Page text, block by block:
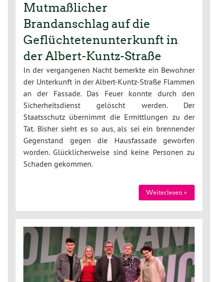
Mutmaßlicher
Brandanschlag auf die
Geflüchtetenunterkunft in
der Albert-Kuntz-Straße
In der vergangenen Nacht bemerkte ein Bewohner
der Unterkunft in der Albert-Kuntz-Straße Flammen
an der Fassade. Das Feuer konnte durch den
Sicherheitsdienst gelöscht werden. Der
Staatsschutz übernimmt die Ermittlungen zu der
Tat. Bisher sieht es so aus, als sei ein brennender
Gegenstand gegen die Hausfassade geworfen
worden. Glücklicherweise sind keine Personen zu
Schaden gekommen.
Weiterlesen »